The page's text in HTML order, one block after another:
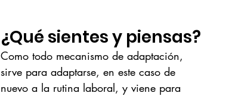
¿Qué sientes y piensas?
Como todo mecanismo de adaptación,
sirve para adaptarse, en este caso de
nuevo a la rutina laboral, y viene para